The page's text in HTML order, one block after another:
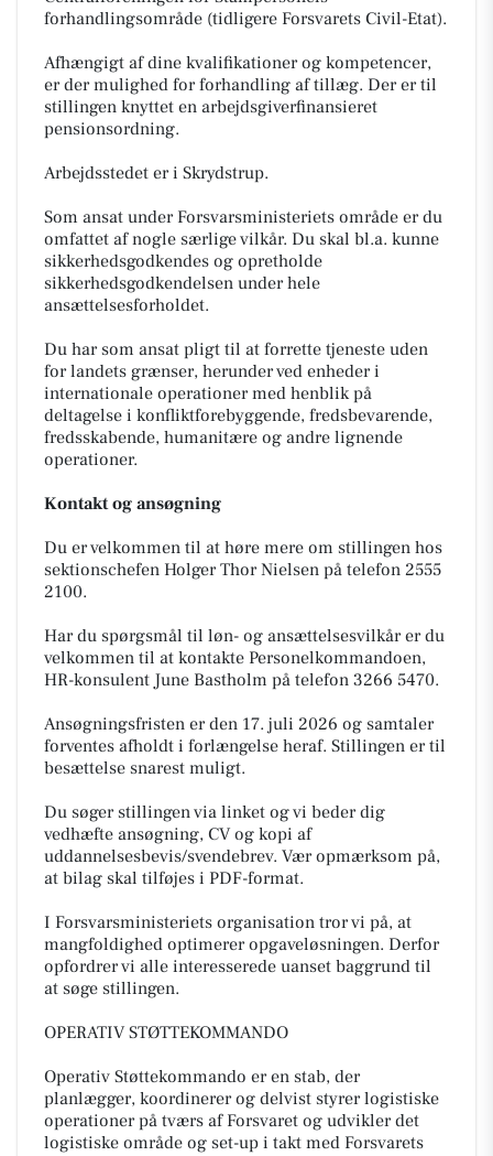
forhandlingsområde (tidligere Forsvarets Civil-Etat).
Afhængigt af dine kvalifikationer og kompetencer,
er der mulighed for forhandling af tillæg. Der er til
stillingen knyttet en arbejdsgiverfinansieret
pensionsordning.
Arbejdsstedet er i Skrydstrup.
Som ansat under Forsvarsministeriets område er du
omfattet af nogle særlige vilkår. Du skal bl.a. kunne
sikkerhedsgodkendes og opretholde
sikkerhedsgodkendelsen under hele
ansættelsesforholdet.
Du har som ansat pligt til at forrette tjeneste uden
for landets grænser, herunder ved enheder i
internationale operationer med henblik på
deltagelse i konfliktforebyggende, fredsbevarende,
fredsskabende, humanitære og andre lignende
operationer.
Kontakt og ansøgning
Du er velkommen til at høre mere om stillingen hos
sektionschefen Holger Thor Nielsen på telefon 2555
2100.
Har du spørgsmål til løn- og ansættelsesvilkår er du
velkommen til at kontakte Personelkommandoen,
HR-konsulent June Bastholm på telefon 3266 5470.
Ansøgningsfristen er den 17. juli 2026 og samtaler
forventes afholdt i forlængelse heraf. Stillingen er til
besættelse snarest muligt.
Du søger stillingen via linket og vi beder dig
vedhæfte ansøgning, CV og kopi af
uddannelsesbevis/svendebrev. Vær opmærksom på,
at bilag skal tilføjes i PDF-format.
I Forsvarsministeriets organisation tror vi på, at
mangfoldighed optimerer opgaveløsningen. Derfor
opfordrer vi alle interesserede uanset baggrund til
at søge stillingen.
OPERATIV STØTTEKOMMANDO
Operativ Støttekommando er en stab, der
planlægger, koordinerer og delvist styrer logistiske
operationer på tværs af Forsvaret og udvikler det
logistiske område og set-up i takt med Forsvarets